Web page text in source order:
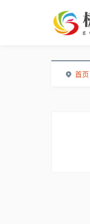
首页